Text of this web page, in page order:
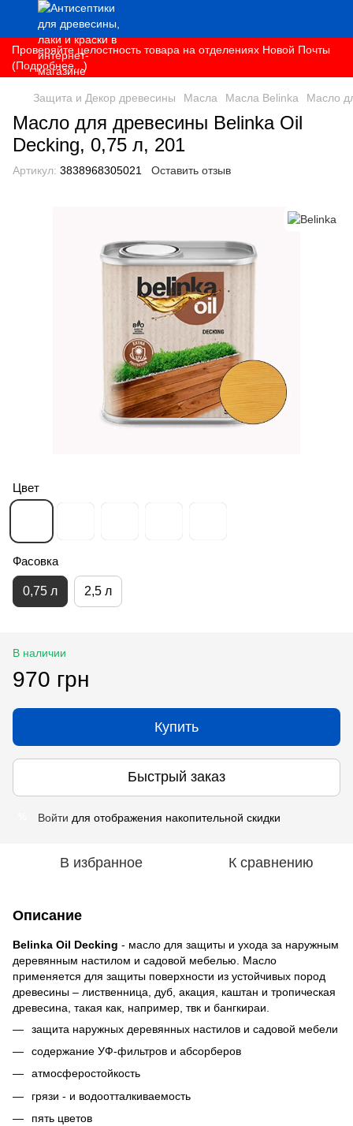
Проверяйте целостность товара на отделениях Новой Почты
(Подробнее...)
Защита и Декор древесины Масла Масла Belinka Масло
Масло для древесины Belinka Oil
Decking, 0,75 л, 201
Артикул: 3838968305021 Оставить отзыв
Цвет
Фасовка
0,75 л 2,5 л
В наличии
970 грн
Купить
Быстрый заказ
Войти для отображения накопительной скидки
В избранное К сравнению
Описание
Belinka Oil Decking - масло для защиты и ухода за наружным
деревянным настилом и садовой мебелью. Масло
применяется для защиты поверхности из устойчивых пород
древесины – лиственница, дуб, акация, каштан и тропическая
древесина, такая как, например, твк и бангкираи.
защита наружных деревянных настилов и садовой мебели
содержание УФ-фильтров и абсорберов
атмосферостойкость
грязи - и водоотталкиваемость
пять цветов